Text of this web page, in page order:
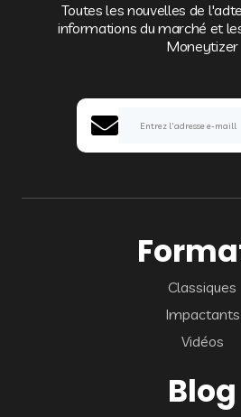
Toutes les nouvelles de
informations du marché et
Moneytizer
Classiques
Impactants
Vidéos
Blog